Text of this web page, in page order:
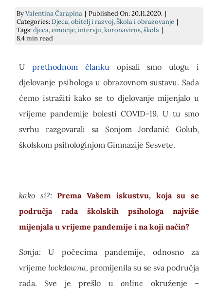
Savjetovanje uživo
Grupe podrške za socijalnu anksioznost
Za tvrtke
Cjenik
Slika o sebi: nježnost i umjetnost
Dnevnik mentalnog zdravlja
Kontakt
Traži...
ByValentina Čarapina | Published On: 20.11.2020. |
Categories:Djeca, obitelj i razvoj,Škola i obrazovanje |
Tags:djeca,emocije,intervju,koronavirus,škola |
8.4 min read
U prethodnom članku opisali smo ulogu i
djelovanje psihologa u obrazovnom sustavu. Sada
ćemo istražiti kako se to djelovanje mijenjalo u
vrijeme pandemije bolesti COVID-19. U tu smo
svrhu razgovarali sa Sonjom Jordanić Golub,
školskom psihologinjom Gimnazije Sesvete.
kako si?: PremaVašem iskustvu, koja su se
područja rada školskih psihologa najviše
mijenjala u vrijeme pandemije i na koji način?
Sonja: U počecima pandemije, odnosno za
vrijeme lockdowna, promijenila su se sva područja
rada. Sve je prešlo uonline okruženje –